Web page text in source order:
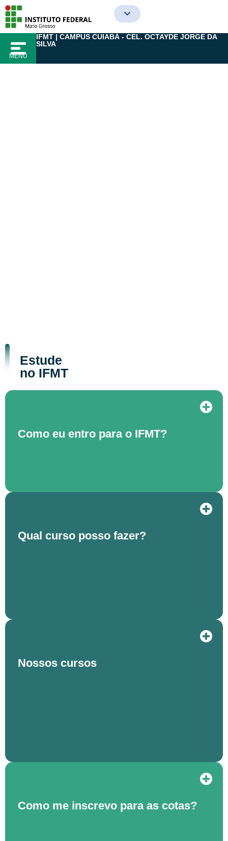
para
conteúdo
MENU
IFMT | CAMPUS CUIABÁ - CEL. OCTAYDE JORGE DA
SILVA
Estude
no IFMT
Como eu entro para o IFMT?
Qual curso posso fazer?
Nossos cursos
Como me inscrevo para as cotas?